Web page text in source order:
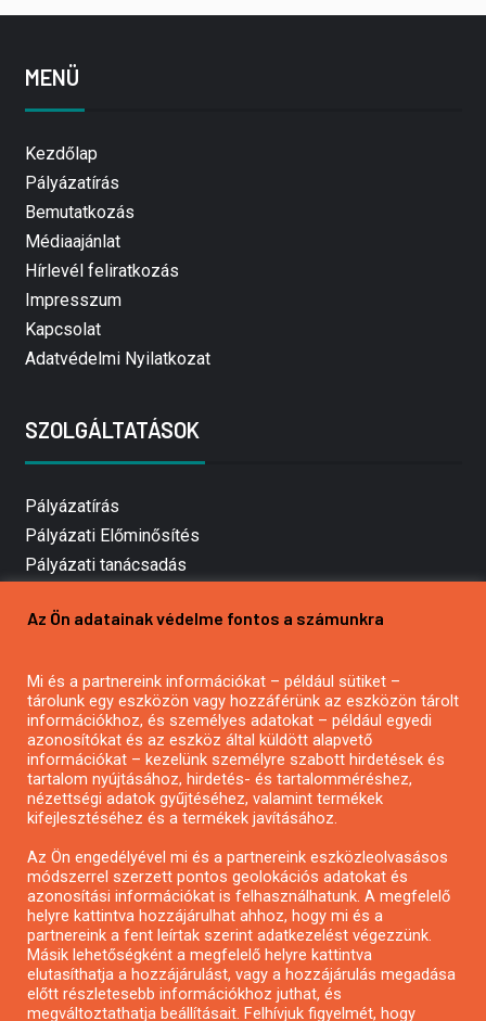
MENÜ
Kezdőlap
Pályázatírás
Bemutatkozás
Médiaajánlat
Hírlevél feliratkozás
Impresszum
Kapcsolat
Adatvédelmi Nyilatkozat
SZOLGÁLTATÁSOK
Pályázatírás
Pályázati Előminősítés
Pályázati tanácsadás
Mezőgazdasági pályázatírás
Pályázatírás civil szervezeteknek
Pályázatírás önkormányzatoknak
Pályázatfigyelés
Specifikus pályázatfigyelés vagy hírlevél
Pályázatok magánszemélyeknek
Pályázatok civil szervezeteknek
Pályázatok vállalkozásoknak
Önkormányzati pályázatok
Az Ön adatainak védelme fontos a számunkra
Mi és a partnereink információkat – például sütiket –
tárolunk egy eszközön vagy hozzáférünk az eszközön tárolt
információkhoz, és személyes adatokat – például egyedi
azonosítókat és az eszköz által küldött alapvető
információkat – kezelünk személyre szabott hirdetések és
tartalom nyújtásához, hirdetés- és tartalomméréshez,
nézettségi adatok gyűjtéséhez, valamint termékek
kifejlesztéséhez és a termékek javításához.
Az Ön engedélyével mi és a partnereink eszközleolvasásos
módszerrel szerzett pontos geolokációs adatokat és
azonosítási információkat is felhasználhatunk. A megfelelő
helyre kattintva hozzájárulhat ahhoz, hogy mi és a
partnereink a fent leírtak szerint adatkezelést végezzünk.
Másik lehetőségként a megfelelő helyre kattintva
elutasíthatja a hozzájárulást, vagy a hozzájárulás megadása
előtt részletesebb információkhoz juthat, és
megváltoztathatja beállításait. Felhívjuk figyelmét, hogy